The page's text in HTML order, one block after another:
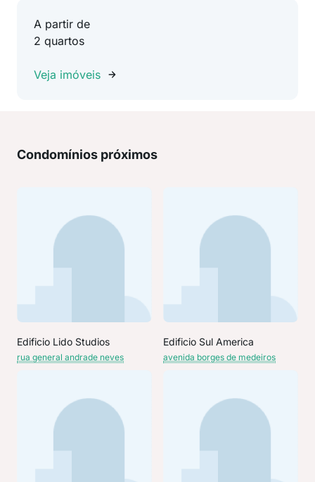
A partir de
2 quartos
Veja imóveis
Condomínios próximos
Edificio Lido Studios
rua general andrade neves
Edificio Sul America
avenida borges de medeiros